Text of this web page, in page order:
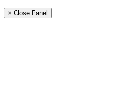
× Close Panel